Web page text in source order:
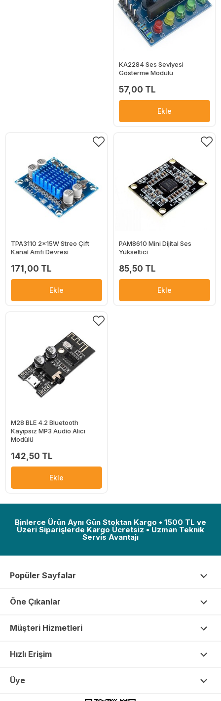
KA2284 Ses Seviyesi
Gösterme Modülü
57,00 TL
Ekle
TPA3110 2x15W Streo Çift
Kanal Amfi Devresi
171,00 TL
Ekle
PAM8610 Mini Dijital Ses
Yükseltici
85,50 TL
Ekle
M28 BLE 4.2 Bluetooth
Kayıpsız MP3 Audio Alıcı
Modülü
142,50 TL
Ekle
Binlerce Ürün Aynı Gün Stoktan Kargo • 1500 TL ve
Üzeri Siparişlerde Kargo Ücretsiz • Uzman Teknik
Servis Avantajı
Popüler Sayfalar
Öne Çıkanlar
Müşteri Hizmetleri
Hızlı Erişim
Üye